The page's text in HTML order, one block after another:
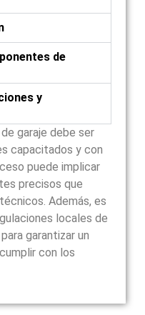
de
y
garaje debe ser
capacitados y con
puede implicar
precisos que
Además, es
locales de
garantizar un
con los